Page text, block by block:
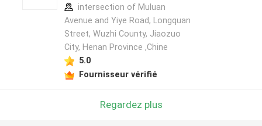
intersection of Muluan
Avenue and Yiye Road, Longquan
Street, Wuzhi County, Jiaozuo
City, Henan Province ,Chine
5.0
Fournisseur vérifié
Regardez plus